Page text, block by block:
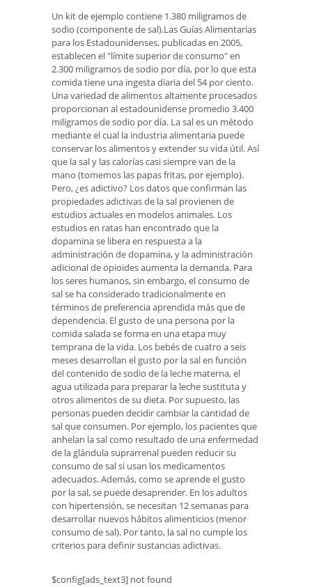
Un kit de ejemplo contiene 1.380 miligramos de
sodio (componente de sal).Las Guías Alimentarias
para los Estadounidenses, publicadas en 2005,
establecen el "límite superior de consumo" en
2.300 miligramos de sodio por día, por lo que esta
comida tiene una ingesta diaria del 54 por ciento.
Una variedad de alimentos altamente procesados ​​
proporcionan al estadounidense promedio 3.400
miligramos de sodio por día. La sal es un método
mediante el cual la industria alimentaria puede
conservar los alimentos y extender su vida útil. Así
que la sal y las calorías casi siempre van de la
mano (tomemos las papas fritas, por ejemplo).
Pero, ¿es adictivo? Los datos que confirman las
propiedades adictivas de la sal provienen de
estudios actuales en modelos animales. Los
estudios en ratas han encontrado que la
dopamina se libera en respuesta a la
administración de dopamina, y la administración
adicional de opioides aumenta la demanda. Para
los seres humanos, sin embargo, el consumo de
sal se ha considerado tradicionalmente en
términos de preferencia aprendida más que de
dependencia. El gusto de una persona por la
comida salada se forma en una etapa muy
temprana de la vida. Los bebés de cuatro a seis
meses desarrollan el gusto por la sal en función
del contenido de sodio de la leche materna, el
agua utilizada para preparar la leche sustituta y
otros alimentos de su dieta. Por supuesto, las
personas pueden decidir cambiar la cantidad de
sal que consumen. Por ejemplo, los pacientes que
anhelan la sal como resultado de una enfermedad
de la glándula suprarrenal pueden reducir su
consumo de sal si usan los medicamentos
adecuados. Además, como se aprende el gusto
por la sal, se puede desaprender. En los adultos
con hipertensión, se necesitan 12 semanas para
desarrollar nuevos hábitos alimenticios (menor
consumo de sal). Por tanto, la sal no cumple los
criterios para definir sustancias adictivas.
$config[ads_text3] not found